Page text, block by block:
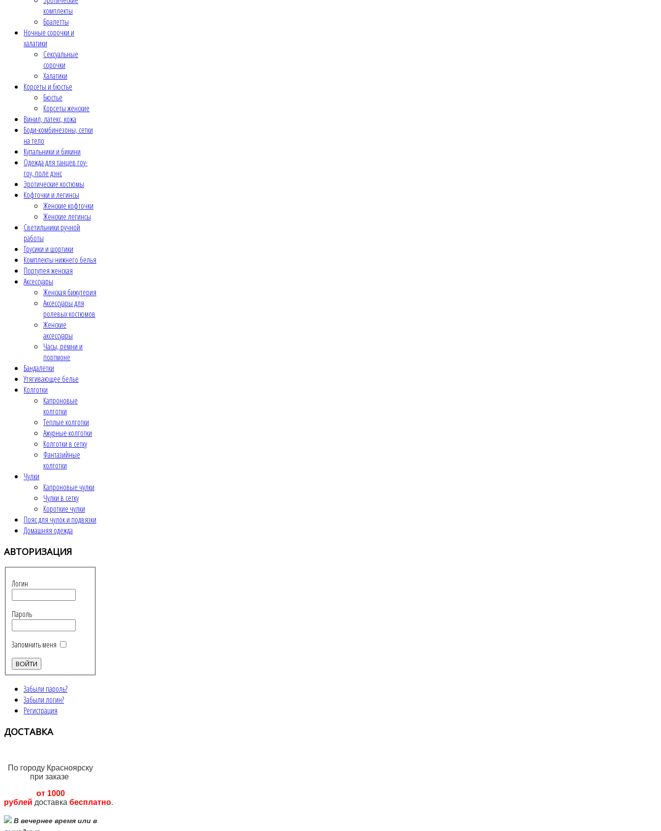
комплекты
Бралетты
Ночные сорочки и
халатики
Сексуальные
сорочки
Халатики
Корсеты и бюстье
Бюстье
Корсеты женские
Винил, латекс, кожа
Боди-комбинезоны, сетки
на тело
Купальники и бикини
Одежда для танцев гоу-
гоу, поле дэнс
Эротические костюмы
Кофточки и легинсы
Женские кофточки
Женские легинсы
Светильники ручной
работы
Трусики и шортики
Комплекты нижнего белья
Портупея женская
Аксессуары
Женская бижутерия
Аксессуары для
ролевых костюмов
Женские
аксессуары
Часы, ремни и
портмоне
Бандалетки
Утягивающее белье
Колготки
Капроновые
колготки
Теплые колготки
Ажурные колготки
Колготки в сетку
Фантазийные
колготки
Чулки
Капроновые чулки
Чулки в сетку
Короткие чулки
Пояс для чулок и подвязки
Домашняя одежда
АВТОРИЗАЦИЯ
Логин
Пароль
Запомнить меня
Забыли пароль?
Забыли логин?
Регистрация
ДОСТАВКА
По городу Красноярску
при заказе
от 1000
рублей доставка бесплатно.
В вечернее время или в